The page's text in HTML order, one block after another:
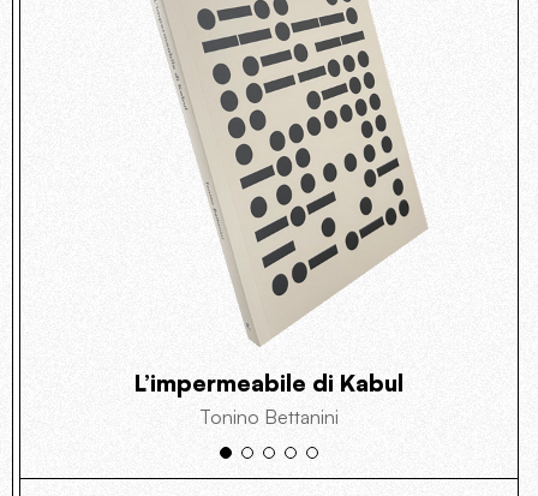
L’impermeabile di Kabul
Tonino Bettanini